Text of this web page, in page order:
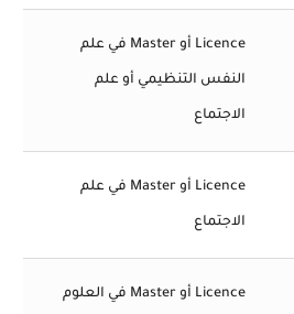
Licence أو Master في علم
النفس التنظيمي أو علم
الاجتماع
Licence أو Master في علم
الاجتماع
Licence أو Master في العلوم